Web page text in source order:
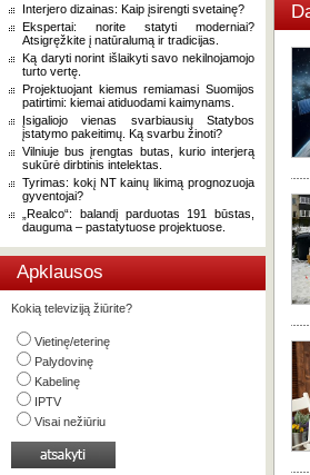
Interjero dizainas: Kaip įsirengti svetainę?
Ekspertai: norite statyti moderniai?
Atsigręžkite į natūralumą ir tradicijas.
Ką daryti norint išlaikyti savo nekilnojamojo
turto vertę.
Projektuojant kiemus remiamasi Suomijos
patirtimi: kiemai atiduodami kaimynams.
Įsigaliojo vienas svarbiausių Statybos
įstatymo pakeitimų. Ką svarbu žinoti?
Vilniuje bus įrengtas butas, kurio interjerą
sukūrė dirbtinis intelektas.
Tyrimas: kokį NT kainų likimą prognozuoja
gyventojai?
„Realco“: balandį parduotas 191 būstas,
dauguma – pastatytuose projektuose.
Apklausos
Kokią televiziją žiūrite?
Vietinę/eterinę
Palydovinę
Kabelinę
IPTV
Visai nežiūriu